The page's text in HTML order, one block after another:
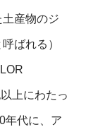
産物のジ
ばれる）
上にわたっ
年代に、ア